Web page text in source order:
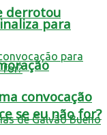
para
derrotou
convocação
se eu não for?